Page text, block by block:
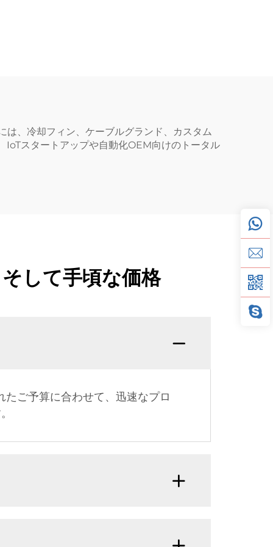
、冷却フィン、ケーブルグランド、カスタム
IoTスタートアップや自動化OEM向けのトータル
して手頃な価格
ご予算に合わせて、迅速なプロ